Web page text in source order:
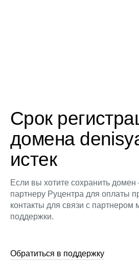
Срок
домена
истек
Если вы хотите сохранить
партнеру Руцентра для оплаты
контакты для связи с партнером
поддержки.
Обратиться в поддержку